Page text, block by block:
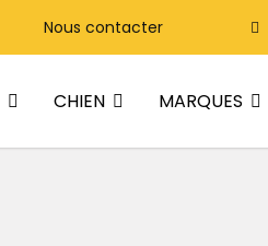
Nous contacter
CHIEN MARQUES